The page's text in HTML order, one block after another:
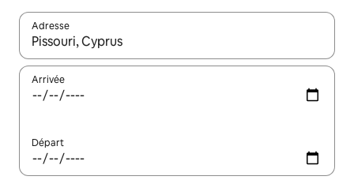
Adresse
Lorsque les résultats s'affichent, utilisez les flèches vers le
Arrivée
Départ